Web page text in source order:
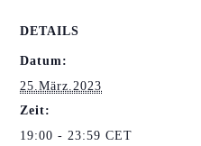
DETAILS
Datum:
25.März.2023
Zeit:
19:00 - 23:59CET